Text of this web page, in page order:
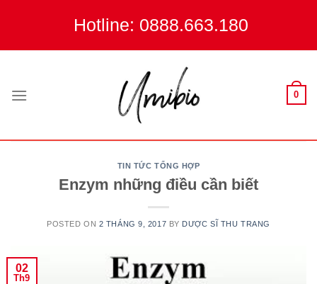
Hotline: 0888.663.180
0
TIN TỨC TỔNG HỢP
Enzym những điều cần biết
POSTED ON 2 THÁNG 9, 2017 BY DƯỢC SĨ THU TRANG
02
Th9